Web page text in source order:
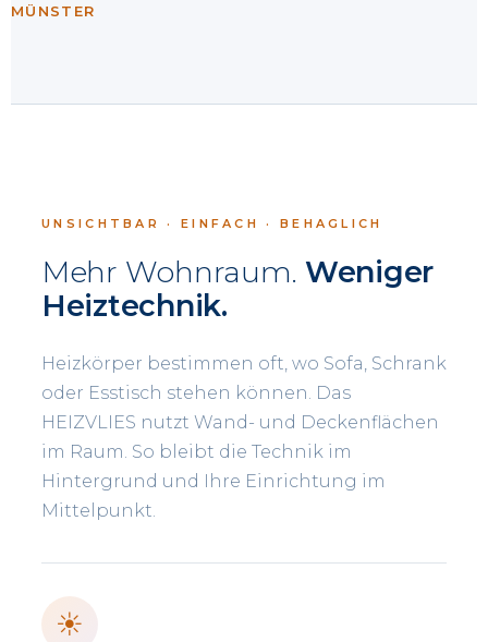
MÜNSTER
UNSICHTBAR · EINFACH · BEHAGLICH
Mehr Wohnraum. Weniger
Heiztechnik.
Heizkörper bestimmen oft, wo Sofa, Schrank
oder Esstisch stehen können. Das
HEIZVLIES nutzt Wand- und Deckenflächen
im Raum. So bleibt die Technik im
Hintergrund und Ihre Einrichtung im
Mittelpunkt.
☀